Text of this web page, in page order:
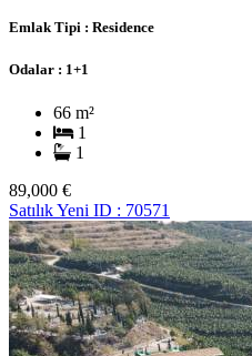
Emlak Tipi : Residence
Odalar : 1+1
66 m²
1
1
89,000 €
SatılıkYeni ID : 70571